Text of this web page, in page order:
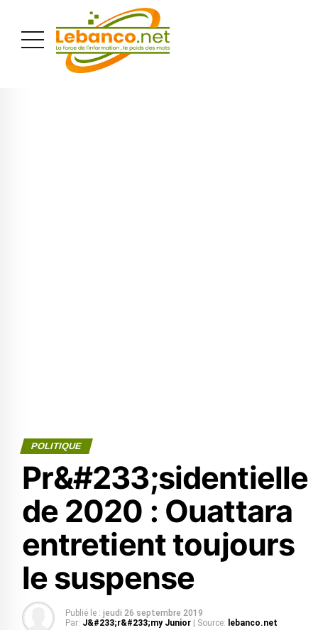
POLITIQUE
Pr&#233;sidentielle
de 2020 : Ouattara
entretient toujours
le suspense
Publié le : jeudi 26 septembre 2019
Par: J&#233;r&#233;my Junior | Source: lebanco.net